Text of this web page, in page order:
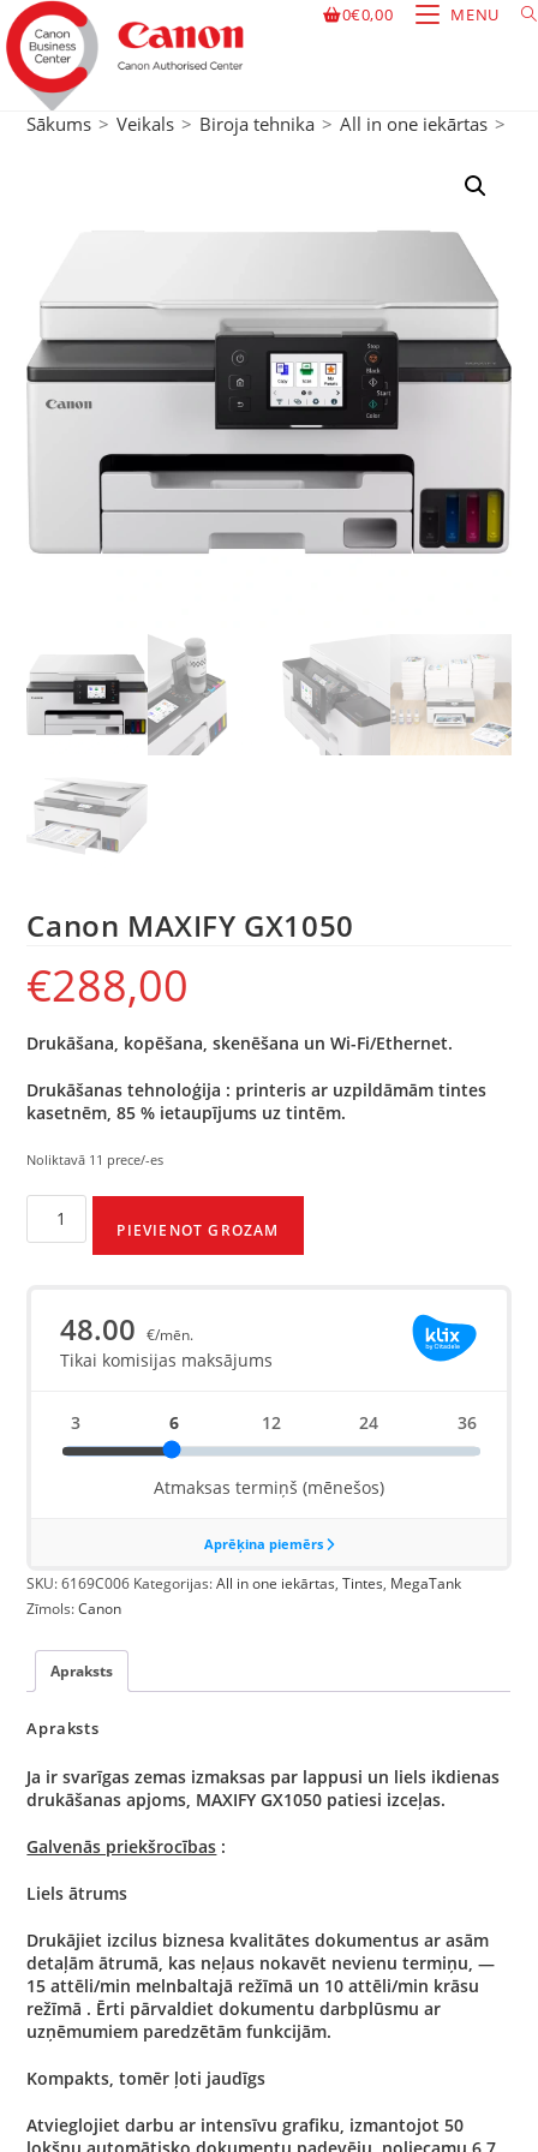
0€0,00 MENU
Sākums > Veikals > Biroja tehnika > All in one iekārtas >
Canon MAXIFY GX1050
€288,00
Drukāšana, kopēšana, skenēšana un Wi-Fi/Ethernet.
Drukāšanas tehnoloģija : printeris ar uzpildāmām tintes
kasetnēm, 85 % ietaupījums uz tintēm.
Noliktavā 11 prece/-es
PIEVIENOT GROZAM
SKU:6169C006 Kategorijas:All in one iekārtas,Tintes, MegaTank
Zīmols:Canon
Apraksts
Apraksts
Ja ir svarīgas zemas izmaksas par lappusi un liels ikdienas
drukāšanas apjoms, MAXIFY GX1050 patiesi izceļas.
Galvenās priekšrocības :
Liels ātrums
Drukājiet izcilus biznesa kvalitātes dokumentus ar asām
detaļām ātrumā, kas neļaus nokavēt nevienu termiņu, —
15 attēli/min melnbaltajā režīmā un 10 attēli/min krāsu
režīmā . Ērti pārvaldiet dokumentu darbplūsmu ar
uzņēmumiem paredzētām funkcijām.
Kompakts, tomēr ļoti jaudīgs
Atvieglojiet darbu ar intensīvu grafiku, izmantojot 50